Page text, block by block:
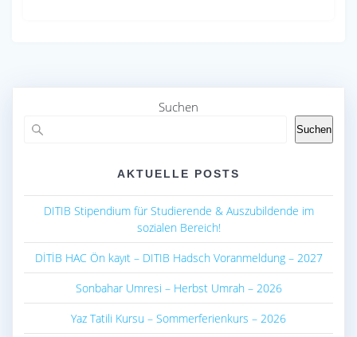
o
Suchen
Suchen
AKTUELLE POSTS
DITIB Stipendium für Studierende & Auszubildende im
sozialen Bereich!
DİTİB HAC Ön kayıt – DITIB Hadsch Voranmeldung – 2027
Sonbahar Umresi – Herbst Umrah – 2026
Yaz Tatili Kursu – Sommerferienkurs – 2026